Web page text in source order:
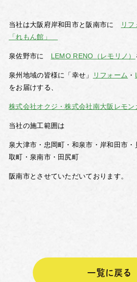
当社は大阪府岸和田市と阪南市に
リ
「れもん館」
泉佐野市に LEMO RENO（レモリノ）
泉州地域の皆様に「幸せ」 リフォーム ・
をお届けする、
株式会社オクジ・株式会社南大阪レモン
当社の施工範囲は
泉大津市・忠岡町・和泉市・岸和田市
取町・泉南市・田尻町
阪南市とさせていただいております。
一覧に戻る